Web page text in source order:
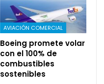
AVIACIÓN COMERCIAL
Boeing promete volar
con el 100% de
combustibles
sostenibles